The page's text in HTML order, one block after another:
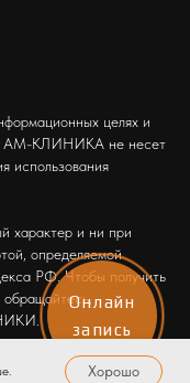
Хорошо
целях и
АМ-КЛИНИКА не несет
использования
характер и ни при
определяемой
РФ. Чтобы получить
Онлайн
запись